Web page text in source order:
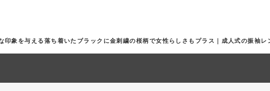
象を与える落ち着いたブラックに金刺繍の桜柄で女性らしさもプラス｜成人式の振袖レ